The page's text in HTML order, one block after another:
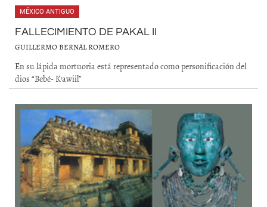
MÉXICO ANTIGUO
FALLECIMIENTO DE PAKAL II
GUILLERMO BERNAL ROMERO
En su lápida mortuoria está representado como personificación del
dios “Bebé- K’awiil”